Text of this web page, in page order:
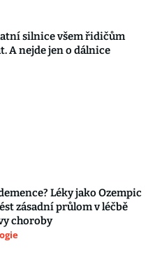
silnice všem řidičům
A nejde jen o dálnice
Léky jako Ozempic
zásadní průlom v léčbě
choroby